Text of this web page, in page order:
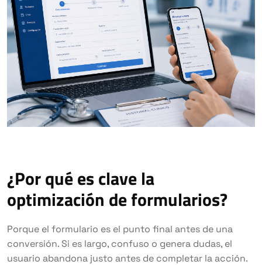
¿Por qué es clave la
optimización de formularios?
Porque el formulario es el punto final antes de una
conversión. Si es largo, confuso o genera dudas, el
usuario abandona justo antes de completar la acción.